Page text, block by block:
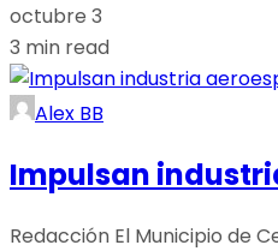
octubre 3
3 min read
Alex BB
Impulsan
Redacción El Municipio de